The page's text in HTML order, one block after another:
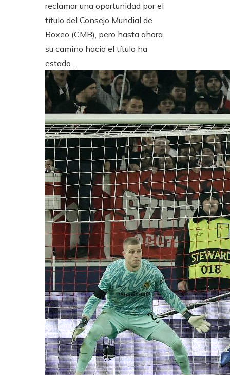
reclamar una oportunidad por el
título del Consejo Mundial de
Boxeo (CMB), pero hasta ahora
su camino hacia el título ha
estado ...